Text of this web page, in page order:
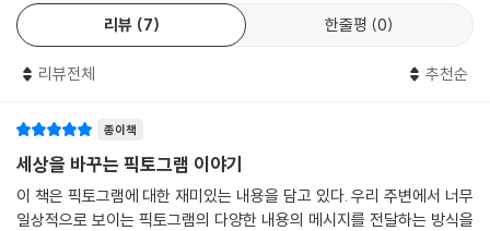
리뷰 7 한줄평 0
리뷰전체 추천순
종이책
세상을 바꾸는 픽토그램 이야기
이 책은 픽토그램에 대한 재미있는 내용을 담고 있다. 우리 주변에서 너무
일상적으로 보이는 픽토그램의 다양한 내용의 메시지를 전달하는 방식을